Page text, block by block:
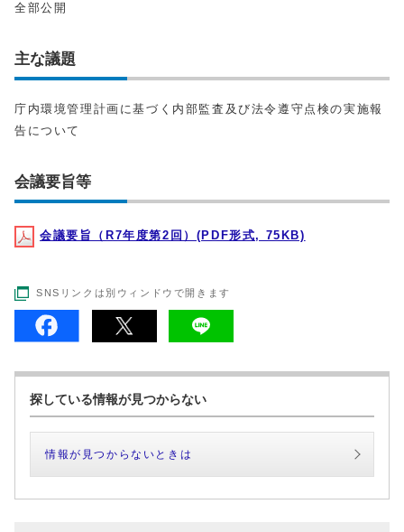
全部公開
主な議題
庁内環境管理計画に基づく内部監査及び法令遵守点検の実施報
告について
会議要旨等
会議要旨（R7年度第2回）(PDF形式, 75KB)
SNSリンクは別ウィンドウで開きます
探している情報が見つからない
情報が見つからないときは